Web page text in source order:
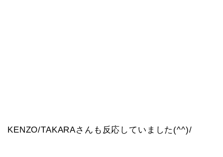
KENZO/TAKARAさんも反応していました(^^)/